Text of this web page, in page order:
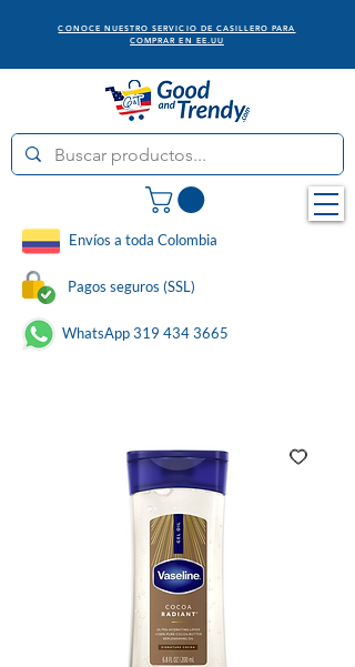
CONOCE NUESTRO SERVICIO DE CASILLERO PARA
COMPRAR EN EE.UU
Envíos a toda Colombia
Pagos seguros (SSL)
WhatsApp 319 434 3665